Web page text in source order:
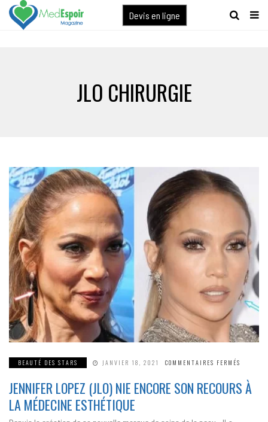
[maxbutton name="devis express"]
Devis en ligne
JLO CHIRURGIE
BEAUTÉ DES STARS JANVIER 18, 2021 COMMENTAIRES FERMÉS
(JLO)
NIE
JENNIFER LOPEZ (JLO) NIE ENCORE SON RECOURS À
LA MÉDECINE ESTHÉTIQUE